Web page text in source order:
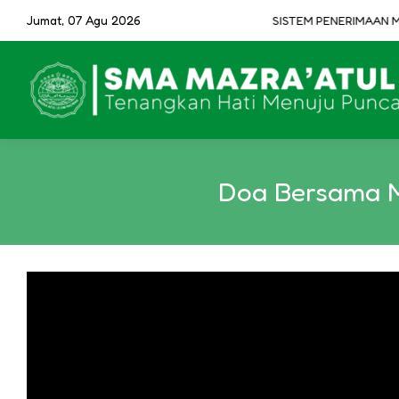
Jumat, 07 Agu 2026 SISTEM PENERIMAAN
Doa Bersama